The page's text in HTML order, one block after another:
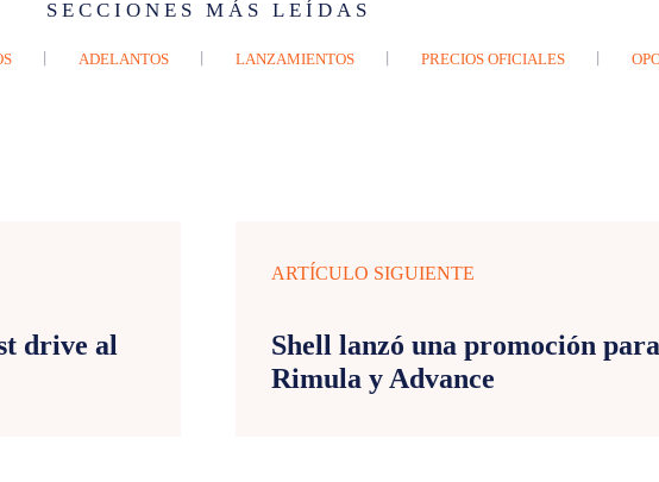
SECCIONES MÁS LEÍDAS
ADELANTOS LANZAMIENTOS PRECIOS OFICIALES
drive al
ARTÍCULO SIGUIENTE
Shell lanzó una promoción
Rimula y Advance